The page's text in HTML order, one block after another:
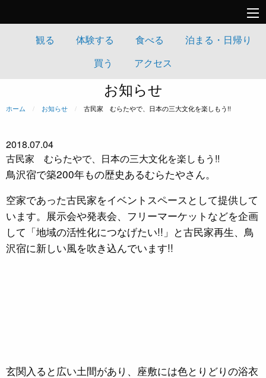
観る 体験する 食べる
泊まる・日帰り
買う
アクセス
お知らせ
ホーム お知らせ 現在のページ:
古民家 むらたやで、日本の三大文化を楽しもう!!
2018.07.04
古民家 むらたやで、日本の三大文化を楽しもう!!
鳥沢宿で築200年もの歴史あるむらたやさん。
空家であった古民家をイベントスペースとして提供して
います。展示会や発表会、フリーマーケットなどを企画
して「地域の活性化につなげたい!!」と古民家再生、鳥
沢宿に新しい風を吹き込んでいます!!
玄関入ると広い土間があり、座敷には色とりどりの浴衣